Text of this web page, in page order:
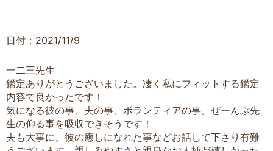
日付：2021/11/9
一二三先生
鑑定ありがとうございました。凄く私にフィットする鑑定
内容で良かったです！
気になる彼の事、夫の事、ボランティアの事。ぜーんぶ先
生の仰る事を吸収できそうです！
夫も大事に、彼の癒しになれた事などお話して下さり有難